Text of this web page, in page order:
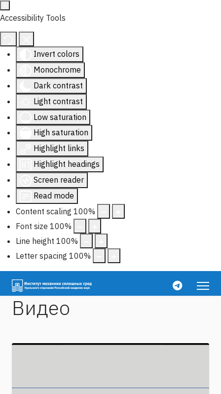
Accessibility Tools
Invert colors
Monochrome
Dark contrast
Light contrast
Low saturation
High saturation
Highlight links
Highlight headings
Screen reader
Read mode
Content scaling 100%
Font size 100%
Line height 100%
Letter spacing 100%
Видео